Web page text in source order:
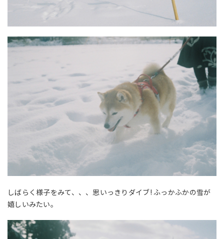
しばらく様子をみて、、、思いっきりダイブ! ふっかふかの雪が
嬉しいみたい。